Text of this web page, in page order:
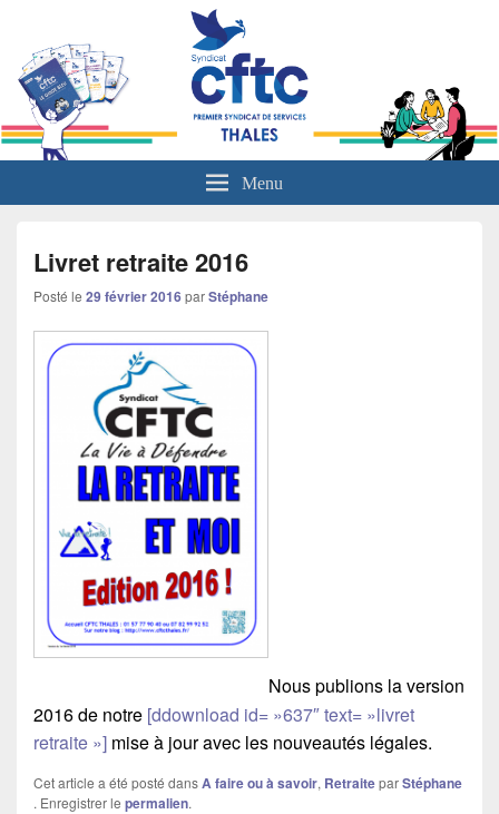
L'actualité sociale du groupe Thales
Menu
Livret retraite 2016
Posté le 29 février 2016parStéphane
Nous publions la version
2016 de notre [ddownload id= »637″ text= »livret
retraite »] mise à jour avec les nouveautés légales.
Cet article a été posté dansA faire ou à savoir, RetraiteparStéphane
. Enregistrer le permalien.